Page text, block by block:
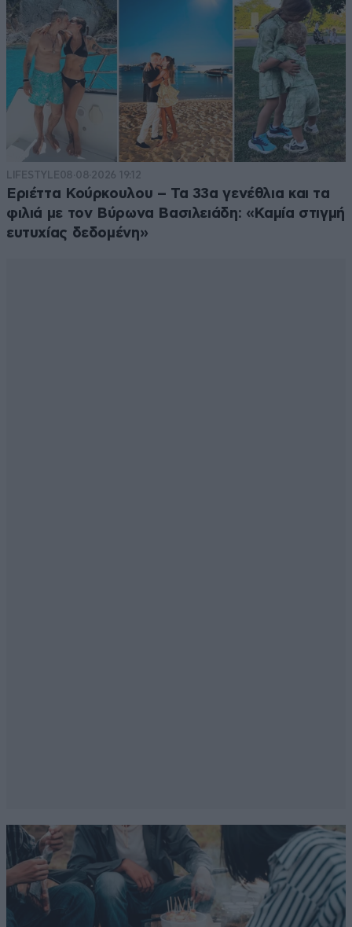
LIFESTYLE08·08·2026 19:12
Εριέττα Κούρκουλου – Τα 33α γενέθλια και τα
φιλιά με τον Βύρωνα Βασιλειάδη: «Καμία στιγμή
ευτυχίας δεδομένη»